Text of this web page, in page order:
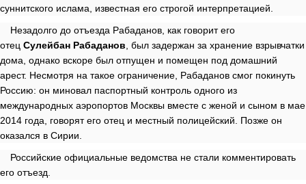
суннитского ислама, известная его строгой интерпретацией.
Незадолго до отъезда Рабаданов, как говорит его
отец Сулейбан Рабаданов , был задержан за хранение взрывчатки
дома, однако вскоре был отпущен и помещен под домашний
арест. Несмотря на такое ограничение, Рабаданов смог покинуть
Россию: он миновал паспортный контроль одного из
международных аэропортов Москвы вместе с женой и сыном в мае
2014 года, говорят его отец и местный полицейский. Позже он
оказался в Сирии.
Российские официальные ведомства не стали комментировать
его отъезд.